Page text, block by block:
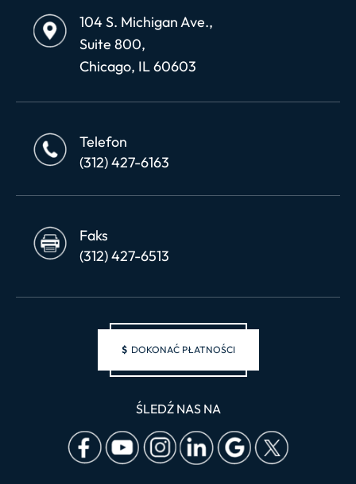
104 S. Michigan Ave.,
Suite 800,
Chicago, IL 60603
Telefon
(312) 427-6163
Faks
(312) 427-6513
$ DOKONAĆ PŁATNOŚCI
ŚLEDŹ NAS NA